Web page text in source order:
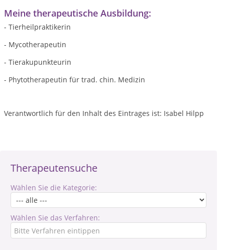
Therapeutensuche
Wählen Sie die Kategorie:
Wählen Sie das Verfahren:
Meine therapeutische Ausbildung:
- Tierheilpraktikerin
- Mycotherapeutin
- Tierakupunkteurin
- Phytotherapeutin für trad. chin. Medizin
Verantwortlich für den Inhalt des Eintrages ist: Isabel Hilpp